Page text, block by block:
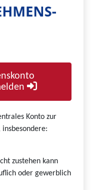
Konto zur
zustehen kann
oder gewerblich